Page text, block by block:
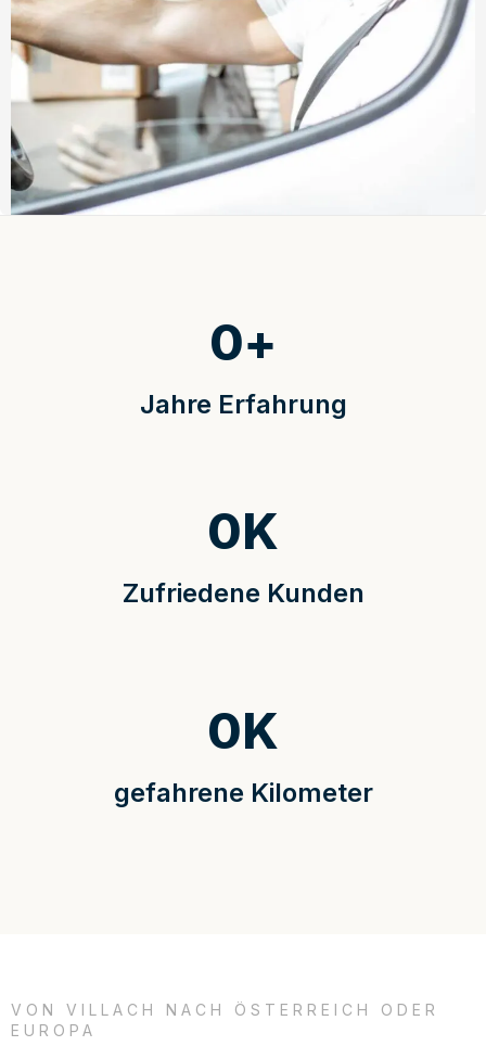
Jahre Erfahrung
0+
Zufriedene Kunden
0K
gefahrene Kilometer
0K
VON VILLACH NACH ÖSTERREICH ODER
EUROPA